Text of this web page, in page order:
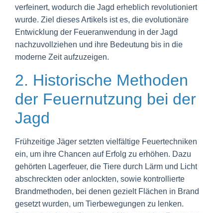
verfeinert, wodurch die Jagd erheblich revolutioniert
wurde. Ziel dieses Artikels ist es, die evolutionäre
Entwicklung der Feueranwendung in der Jagd
nachzuvollziehen und ihre Bedeutung bis in die
moderne Zeit aufzuzeigen.
2. Historische Methoden
der Feuernutzung bei der
Jagd
Frühzeitige Jäger setzten vielfältige Feuertechniken
ein, um ihre Chancen auf Erfolg zu erhöhen. Dazu
gehörten Lagerfeuer, die Tiere durch Lärm und Licht
abschreckten oder anlockten, sowie kontrollierte
Brandmethoden, bei denen gezielt Flächen in Brand
gesetzt wurden, um Tierbewegungen zu lenken.